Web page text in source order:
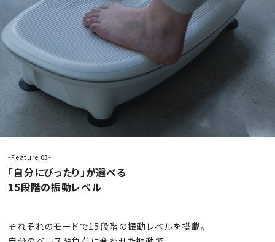
-Feature 03-
「自分にぴったり」が選べる
15段階の振動レベル
それぞれのモードで15段階の振動レベルを搭載。